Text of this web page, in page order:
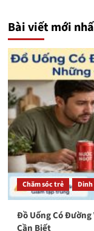
Bài viết mới
Chăm sóc trẻ
Đồ Uống Có Đường
Cần Biết